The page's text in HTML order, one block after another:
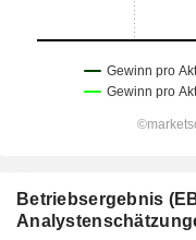
Betriebsergebnis